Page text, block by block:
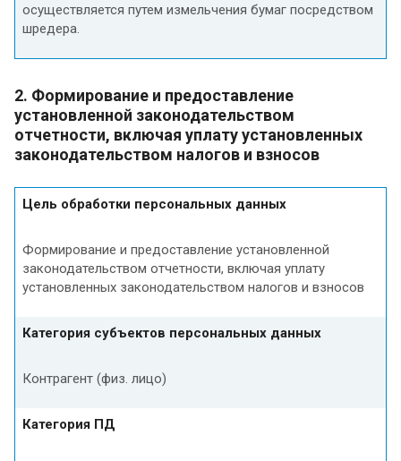
осуществляется путем измельчения бумаг посредством
шредера.
2. Формирование и предоставление
установленной законодательством
отчетности, включая уплату установленных
законодательством налогов и взносов
Цель обработки персональных данных
Формирование и предоставление установленной
законодательством отчетности, включая уплату
установленных законодательством налогов и взносов
Категория субъектов персональных данных
Контрагент (физ. лицо)
Категория ПД